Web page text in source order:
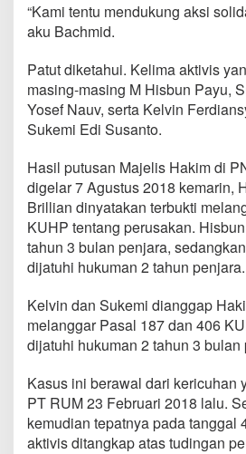
“Kami tentu mendukung aksi
aku Bachmid.
Patut diketahui. Kelima aktivis
masing-masing M Hisbun Payu,
Yosef Nauv, serta Kelvin
Sukemi Edi Susanto.
Hasil putusan Majelis Hakim di
digelar 7 Agustus 2018 kemarin,
Brillian dinyatakan terbukti
KUHP tentang perusakan.
tahun 3 bulan penjara,
dijatuhi hukuman 2 tahun penjara.
Kelvin dan Sukemi dianggap
melanggar Pasal 187 dan 406
dijatuhi hukuman 2 tahun 3 bulan
Kasus ini berawal dari kericuhan
PT RUM 23 Februari 2018 lalu.
kemudian tepatnya pada tanggal
aktivis ditangkap atas tudingan